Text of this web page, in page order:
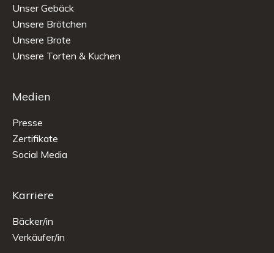
Unser Gebäck
Unsere Brötchen
Unsere Brote
Unsere Torten & Kuchen
Medien
Presse
Zertifikate
Social Media
Karriere
Bäcker/in
Verkäufer/in